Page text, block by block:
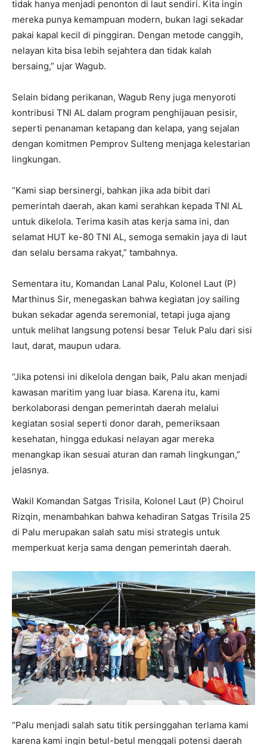
tidak hanya menjadi penonton di laut sendiri. Kita ingin
mereka punya kemampuan modern, bukan lagi sekadar
pakai kapal kecil di pinggiran. Dengan metode canggih,
nelayan kita bisa lebih sejahtera dan tidak kalah
bersaing,” ujar Wagub.
Selain bidang perikanan, Wagub Reny juga menyoroti
kontribusi TNI AL dalam program penghijauan pesisir,
seperti penanaman ketapang dan kelapa, yang sejalan
dengan komitmen Pemprov Sulteng menjaga kelestarian
lingkungan.
“Kami siap bersinergi, bahkan jika ada bibit dari
pemerintah daerah, akan kami serahkan kepada TNI AL
untuk dikelola. Terima kasih atas kerja sama ini, dan
selamat HUT ke-80 TNI AL, semoga semakin jaya di laut
dan selalu bersama rakyat,” tambahnya.
Sementara itu, Komandan Lanal Palu, Kolonel Laut (P)
Marthinus Sir, menegaskan bahwa kegiatan joy sailing
bukan sekadar agenda seremonial, tetapi juga ajang
untuk melihat langsung potensi besar Teluk Palu dari sisi
laut, darat, maupun udara.
“Jika potensi ini dikelola dengan baik, Palu akan menjadi
kawasan maritim yang luar biasa. Karena itu, kami
berkolaborasi dengan pemerintah daerah melalui
kegiatan sosial seperti donor darah, pemeriksaan
kesehatan, hingga edukasi nelayan agar mereka
menangkap ikan sesuai aturan dan ramah lingkungan,”
jelasnya.
Wakil Komandan Satgas Trisila, Kolonel Laut (P) Choirul
Rizqin, menambahkan bahwa kehadiran Satgas Trisila 25
di Palu merupakan salah satu misi strategis untuk
memperkuat kerja sama dengan pemerintah daerah.
“Palu menjadi salah satu titik persinggahan terlama kami
karena kami ingin betul-betul menggali potensi daerah